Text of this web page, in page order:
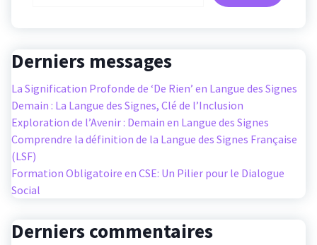
Derniers messages
La Signification Profonde de ‘De Rien’ en Langue des Signes
Demain : La Langue des Signes, Clé de l’Inclusion
Exploration de l’Avenir : Demain en Langue des Signes
Comprendre la définition de la Langue des Signes Française
(LSF)
Formation Obligatoire en CSE: Un Pilier pour le Dialogue
Social
Derniers commentaires